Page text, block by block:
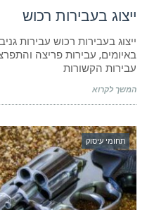
ייצוג בעבירות רכוש
ייצוג בעבירות רכוש עבירות
באיומים, עבירות פריצה
עבירות הקשורות
המשך לקרוא
תחומי עיסוק